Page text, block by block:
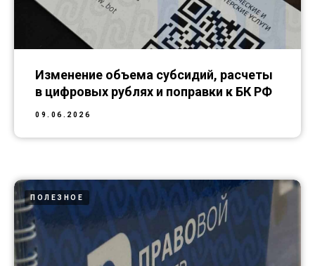
Изменение объема субсидий, расчеты
в цифровых рублях и поправки к БК РФ
09.06.2026
ПОЛЕЗНОЕ